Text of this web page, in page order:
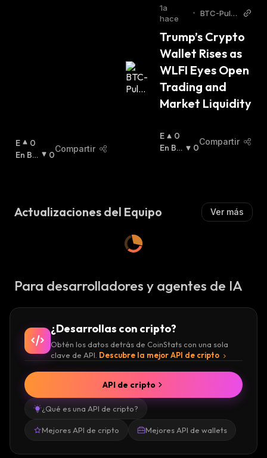
E
N
:
0
En Baj
0
Compartir
L
Z
1a
hace
• BTC-Puls
Trump’s Crypto
Wallet Rises as
WLFI Eyes Open
Trading and
Market Liquidity
E
N
0
En Baj
0
Compartir
Actualizaciones del Equipo Ver más
Para desarrolladores y agentes de IA
¿Desarrollas con cripto?
Obtén los datos detrás de CoinStats con una sola
clave de API. Descubre la mejor API de cripto
¿Qué es una API de cripto?
Mejores API de cripto Mejores API de wallets
API de cripto